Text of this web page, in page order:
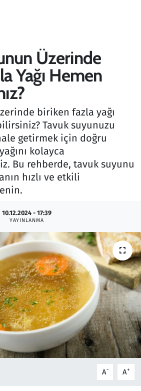
Üzerinde
Yağı Hemen
biriken fazla yağı
Tavuk suyunuzu
getirmek için doğru
kolayca
Bu rehberde, tavuk suyunu
hızlı ve etkili
10.12.2024 - 17:39
YAYINLANMA
A- A+